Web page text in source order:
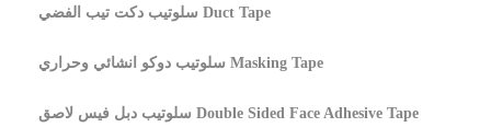
سلوتيب دكت تيب الفضي Duct Tape
سلوتيب دوكو انشائي وحراري Masking Tape
سلوتيب دبل فيس لاصق Double Sided Face Adhesive Tape